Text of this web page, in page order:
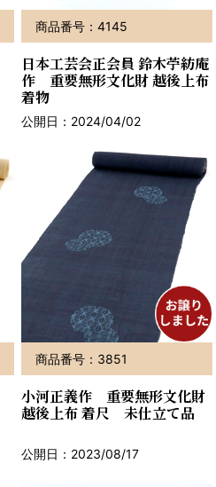
商品番号：4145
日本工芸会正会員 鈴木苧紡庵
作 重要無形文化財 越後上布
着物
公開日：2024/04/02
商品番号：3851
小河正義作 重要無形文化財
越後上布 着尺 未仕立て品
公開日：2023/08/17